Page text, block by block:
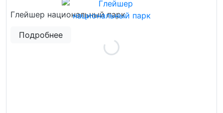
Глейшер национальный парк
Подробнее